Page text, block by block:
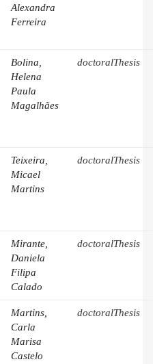
Alexandra
Ferreira
Bolina,
Helena
Paula
Magalhães
doctoralThesis
Teixeira,
Micael
Martins
doctoralThesis
Mirante,
Daniela
Filipa
Calado
doctoralThesis
Martins,
Carla
Marisa
Castelo
doctoralThesis